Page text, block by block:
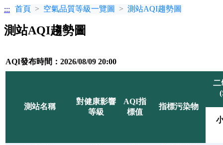
::: 首頁 空氣品質等級一覽圖 測站AQI趨勢圖
測站AQI趨勢圖
AQI發布時間：2026/08/09 20:00
測站名稱
對健康影響
等級
AQI指
標值
指標污染物
二